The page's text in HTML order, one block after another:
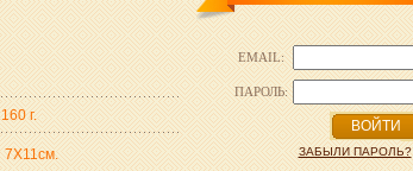
160 г.
7Х11см.
EMAIL:
ПАРОЛЬ:
ВОЙТИ
ЗАБЫЛИ ПАРОЛЬ?